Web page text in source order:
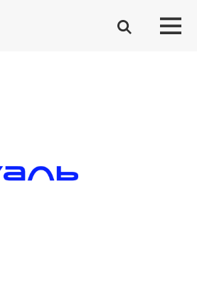
редакцию